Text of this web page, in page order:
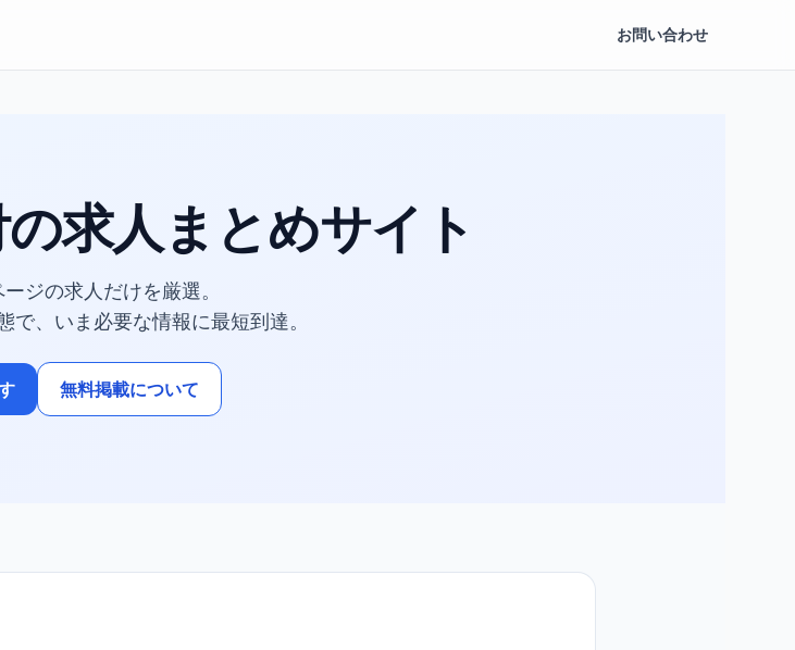
お問い合わせ
求人まとめサイト
ジの求人だけを厳選。
で、いま必要な情報に最短到達。
無料掲載について